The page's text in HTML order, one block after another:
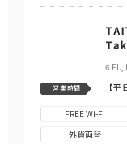
6 Fl.,
営業時間 【平
FREE Wi-Fi
外貨両替